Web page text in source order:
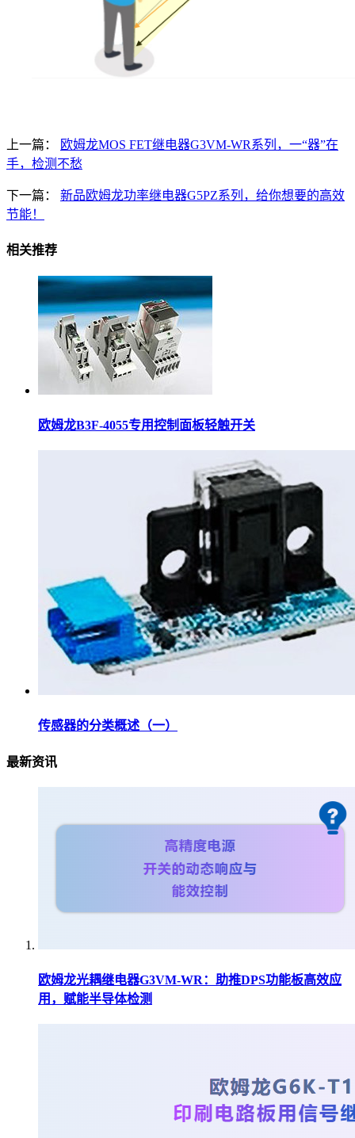
上一篇：
欧姆龙MOS FET继电器G3VM-WR系列，一“器”在
手，检测不愁
下一篇：
新品欧姆龙功率继电器G5PZ系列，给你想要的高效
节能！
相关推荐
欧姆龙B3F-4055专用控制面板轻触开关
传感器的分类概述（一）
最新资讯
欧姆龙光耦继电器G3VM-WR：助推DPS功能板高效应
用，赋能半导体检测